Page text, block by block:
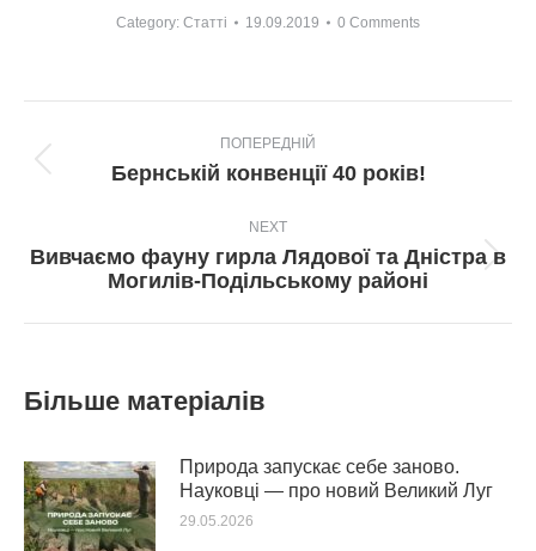
Category: Статті 19.09.2019 0 Comments
navigation
ПОПЕРЕДНІЙ
Попередній
Бернській конвенції 40 років!
NEXT
Next
post:
Вивчаємо фауну гирла Лядової та Дністра в
Могилів-Подільському районі
Більше матеріалів
Природа запускає себе заново.
Науковці — про новий Великий Луг
29.05.2026